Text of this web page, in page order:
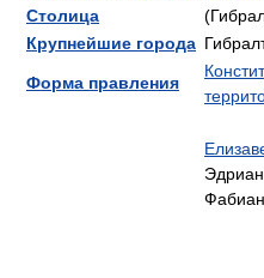
Столица
Крупнейшие города
Форма правления